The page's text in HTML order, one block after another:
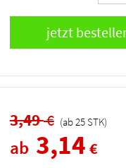
3,49€ (ab25 STK)
ab 3,14 €